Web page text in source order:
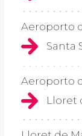
Aeroporto
Santa
Aeroporto
Lloret